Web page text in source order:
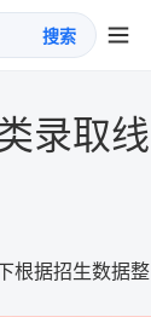
搜索
录取线
根据招生数据整